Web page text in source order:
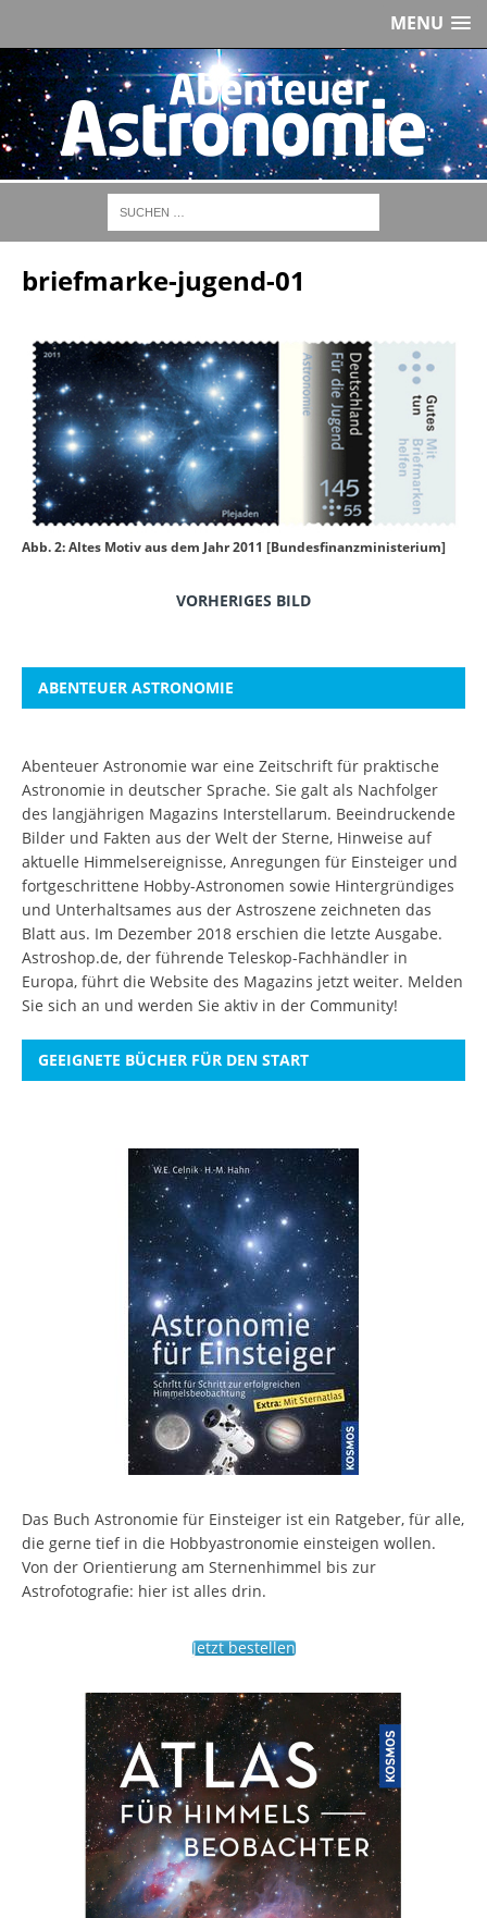
MENU
briefmarke-jugend-01
Abb. 2: Altes Motiv aus dem Jahr 2011 [Bundesfinanzministerium]
VORHERIGES BILD
ABENTEUER ASTRONOMIE
Abenteuer Astronomie war eine Zeitschrift für praktische
Astronomie in deutscher Sprache. Sie galt als Nachfolger
des langjährigen Magazins Interstellarum. Beeindruckende
Bilder und Fakten aus der Welt der Sterne, Hinweise auf
aktuelle Himmelsereignisse, Anregungen für Einsteiger und
fortgeschrittene Hobby-Astronomen sowie Hintergründiges
und Unterhaltsames aus der Astroszene zeichneten das
Blatt aus. Im Dezember 2018 erschien die letzte Ausgabe.
Astroshop.de, der führende Teleskop-Fachhändler in
Europa, führt die Website des Magazins jetzt weiter. Melden
Sie sich an und werden Sie aktiv in der Community!
GEEIGNETE BÜCHER FÜR DEN START
Das Buch Astronomie für Einsteiger ist ein Ratgeber, für alle,
die gerne tief in die Hobbyastronomie einsteigen wollen.
Von der Orientierung am Sternenhimmel bis zur
Astrofotografie: hier ist alles drin.
Jetzt bestellen